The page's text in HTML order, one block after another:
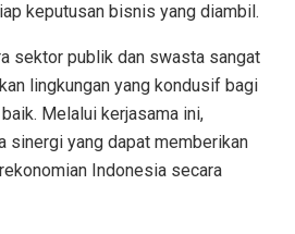
keputusan bisnis yang diambil.
sektor publik dan swasta sangat
lingkungan yang kondusif bagi
Melalui kerjasama ini,
sinergi yang dapat memberikan
Indonesia secara